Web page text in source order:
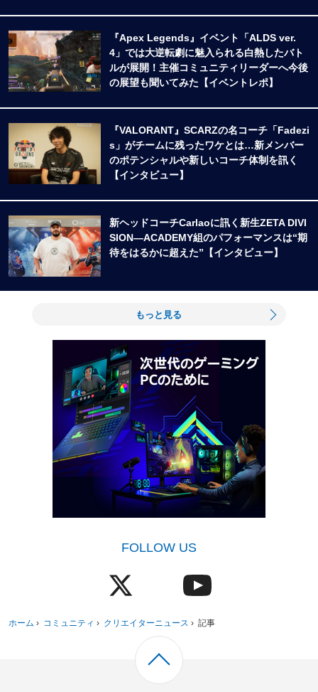
『Apex Legends』イベント「ALDS ver.
4」では大逆転劇に魅入られる白熱したバト
ルが展開！主催コミュニティリーダーへ今後
の展望も聞いてみた【イベントレポ】
『VALORANT』SCARZの名コーチ「Fadezi
s」がチームに残ったワケとは…新メンバー
のポテンシャルや新しいコーチ体制を訊く
【インタビュー】
新ヘッドコーチCarlaoに訊く新生ZETA DIVI
SION―ACADEMY組のパフォーマンスは“期
待をはるかに超えた”【インタビュー】
もっと見る
FOLLOW US
ホーム › コミュニティ › クリエイターニュース › 記事